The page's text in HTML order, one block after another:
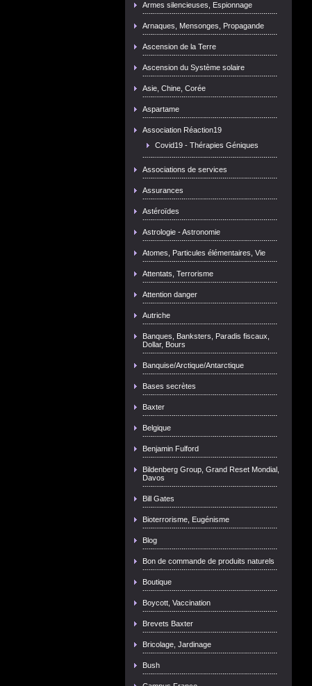
Armes silencieuses, Espionnage
Arnaques, Mensonges, Propagande
Ascension de la Terre
Ascension du Système solaire
Asie, Chine, Corée
Aspartame
Association Réaction19
Covid19 - Thérapies Géniques
Associations de services
Assurances
Astéroïdes
Astrologie - Astronomie
Atomes, Particules élémentaires, Vie
Attentats, Terrorisme
Attention danger
Autriche
Banques, Banksters, Paradis fiscaux,
Dollar, Bours
Banquise/Arctique/Antarctique
Bases secrètes
Baxter
Belgique
Benjamin Fulford
Bildenberg Group, Grand Reset Mondial,
Davos
Bill Gates
Bioterrorisme, Eugénisme
Blog
Bon de commande de produits naturels
Boutique
Boycott, Vaccination
Brevets Baxter
Bricolage, Jardinage
Bush